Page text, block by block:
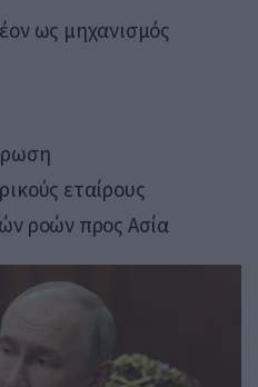
ως μηχανισμός
εταίρους
ροών προς Ασία